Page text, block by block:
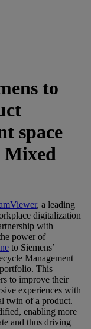
to
space
Mixed
, a leading
digitalization
with
power of
to Siemens’
Management
This
to improve their
experiences with
twin of a product.
enabling more
and thus driving